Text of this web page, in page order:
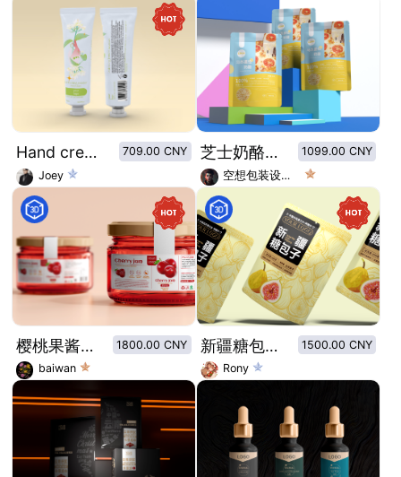
Hand cream of retro plant illustration series：Refreshing jasmine
709.00 CNY
Joey
芝士奶酪包装设计/芝士碎包装设计
1099.00 CNY
空想包装设计师
樱桃果酱罐头标签设计
1800.00 CNY
baiwan
新疆糖包子无花果果干包装设计
1500.00 CNY
Rony